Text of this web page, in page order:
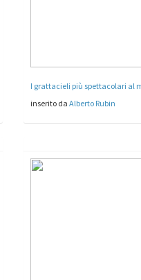
I grattacieli più spettacolari al
inserito da Alberto Rubin